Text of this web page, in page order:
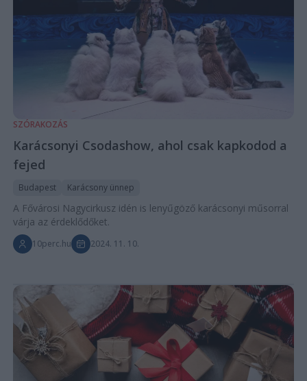
SZÓRAKOZÁS
Karácsonyi Csodashow, ahol csak kapkodod a
fejed
Budapest Karácsony ünnep
A Fővárosi Nagycirkusz idén is lenyűgöző karácsonyi műsorral
várja az érdeklődőket.
10perc.hu 2024. 11. 10.